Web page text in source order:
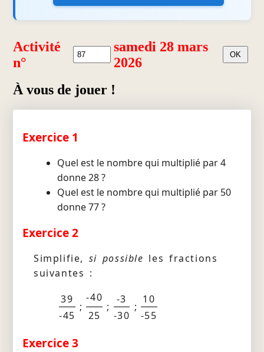
Activité
n°
samedi 28 mars
2026
À vous de jouer !
Exercice 1
Quel est le nombre qui multiplié par 4
donne 28 ?
Quel est le nombre qui multiplié par 50
donne 77 ?
Exercice 2
Simplifie, si possible les fractions
suivantes :
39
-45
;
-40
25
;
-3
-30
;
10
-55
Exercice 3